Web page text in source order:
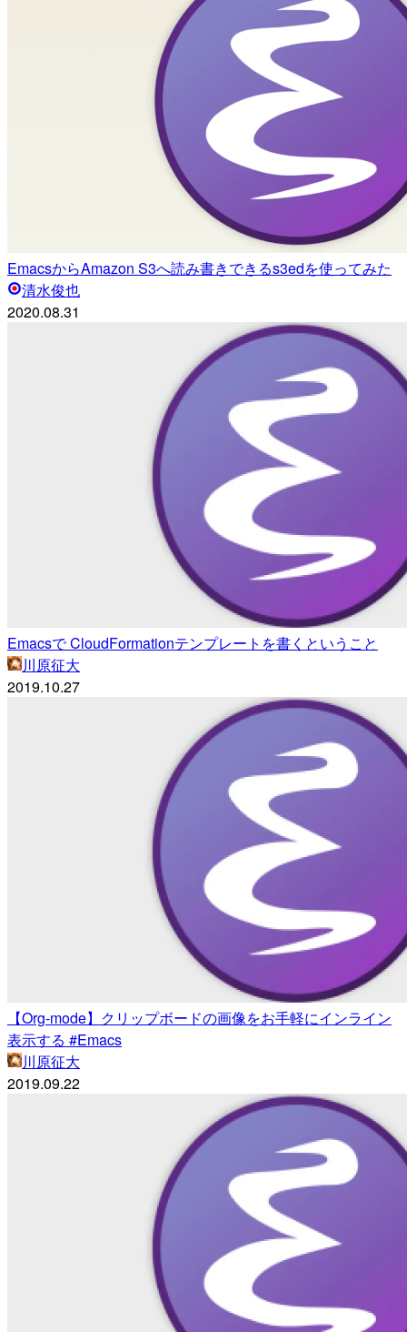
EmacsからAmazon S3へ読み書きできるs3edを使ってみた
清水俊也
2020.08.31
Emacsで CloudFormationテンプレートを書くということ
川原征大
2019.10.27
【Org-mode】クリップボードの画像をお手軽にインライン
表示する #Emacs
川原征大
2019.09.22